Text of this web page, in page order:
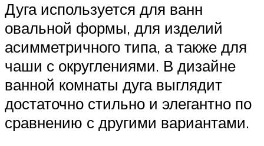
Дуга используется для ванн
овальной формы, для изделий
асимметричного типа, а также для
чаши с округлениями. В дизайне
ванной комнаты дуга выглядит
достаточно стильно и элегантно по
сравнению с другими вариантами.